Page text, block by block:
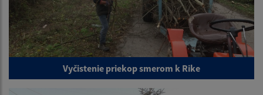
Vyčistenie priekop smerom k Rike